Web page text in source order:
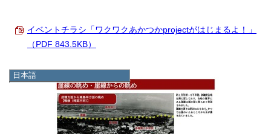
日本語
イベントチラシ「ワクワクあかつかprojectがはじまるよ！」
（PDF 843.5KB）